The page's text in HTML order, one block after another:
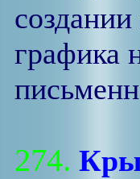
графика
274.